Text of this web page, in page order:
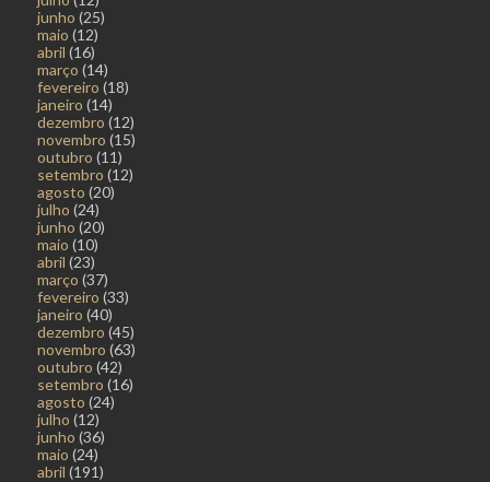
junho (25)
maio (12)
abril (16)
março (14)
fevereiro (18)
janeiro (14)
dezembro (12)
novembro (15)
outubro (11)
setembro (12)
agosto (20)
julho (24)
junho (20)
maio (10)
abril (23)
março (37)
fevereiro (33)
janeiro (40)
dezembro (45)
novembro (63)
outubro (42)
setembro (16)
agosto (24)
julho (12)
junho (36)
maio (24)
abril (191)